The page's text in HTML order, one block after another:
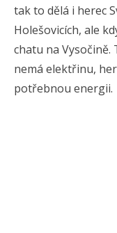
tak to dělá i herec
Holešovicích, ale
chatu na Vysočině.
nemá elektřinu,
potřebnou energii.